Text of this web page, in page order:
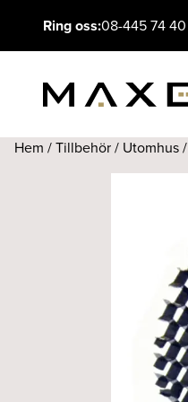
Ring oss:08-445 74 40
Hem /Tillbehör/ Utomhus/